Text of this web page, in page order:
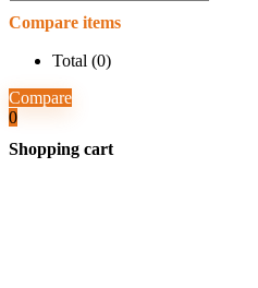
Compare items
Total (0)
Compare
0
Shopping cart